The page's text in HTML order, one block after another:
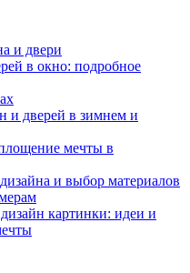
и двери
в окно: подробное
и дверей в зимнем и
мечты в
и выбор материалов
картинки: идеи и